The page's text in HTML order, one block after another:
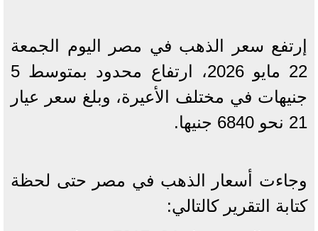
إرتفع سعر الذهب في مصر اليوم الجمعة
22 مايو 2026، ارتفاع محدود بمتوسط 5
جنيهات في مختلف الأعيرة، وبلغ سعر عيار
21 نحو 6840 جنيها.
وجاءت أسعار الذهب في مصر حتى لحظة
كتابة التقرير كالتالي: